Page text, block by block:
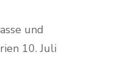
und
10. Juli